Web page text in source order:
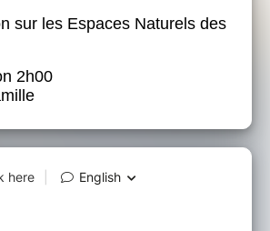
sur les Espaces Naturels des
2h00